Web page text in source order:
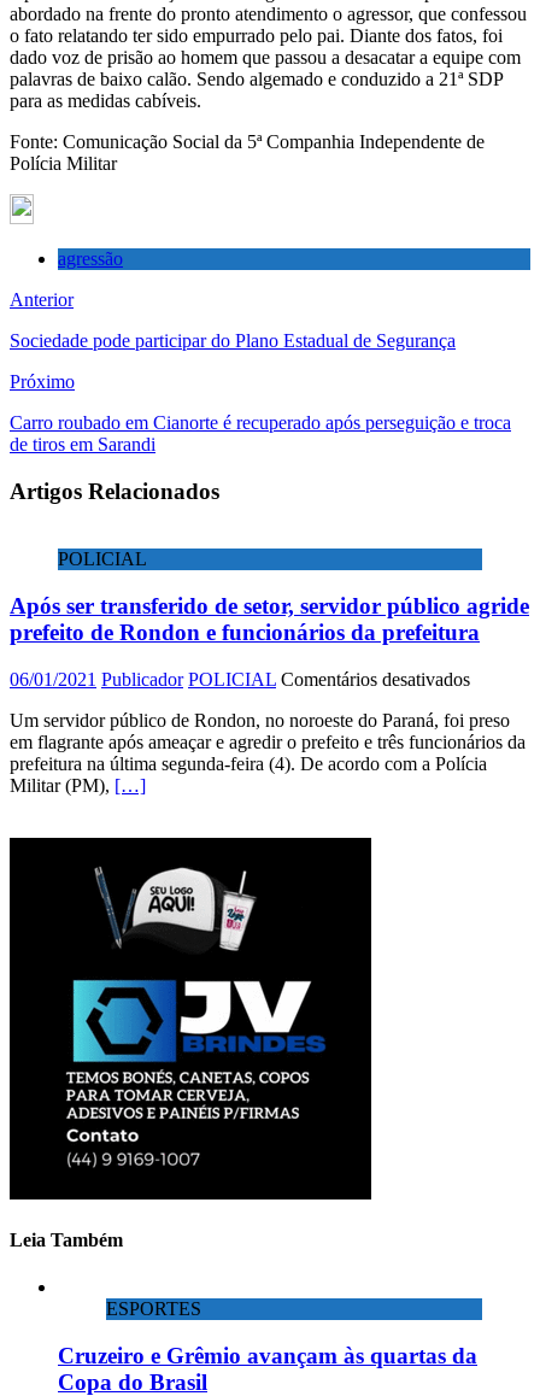
abordado na frente do pronto atendimento o agressor, que confessou
o fato relatando ter sido empurrado pelo pai. Diante dos fatos, foi
dado voz de prisão ao homem que passou a desacatar a equipe com
palavras de baixo calão. Sendo algemado e conduzido a 21ª SDP
para as medidas cabíveis.
Fonte: Comunicação Social da 5ª Companhia Independente de
Polícia Militar
agressão
Anterior
Sociedade pode participar do Plano Estadual de Segurança
Próximo
Carro roubado em Cianorte é recuperado após perseguição e troca
de tiros em Sarandi
Artigos Relacionados
POLICIAL
Após ser transferido de setor, servidor público agride
prefeito de Rondon e funcionários da prefeitura
06/01/2021 Publicador POLICIAL Comentários desativadosem
ser
de
Um servidor público de Rondon, no noroeste do Paraná, foi preso
em flagrante após ameaçar e agredir o prefeito e três funcionários da
prefeitura na última segunda-feira (4). De acordo com a Polícia
Militar (PM), […]
Leia Também
ESPORTES
Cruzeiro e Grêmio avançam às quartas da
Copa do Brasil